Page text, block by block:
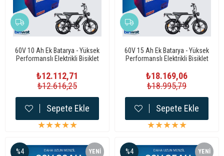
60V 10 Ah Ek Batarya - Yüksek
Performanslı Elektrikli Bisiklet
★★★★★
₺12.112,71
₺12.616,25
Sepete Ekle
60V 15 Ah Ek Batarya - Yüksek
Performanslı Elektrikli Bisiklet
★★★★★
₺18.169,06
₺18.995,79
Sepete Ekle
%4 YENI %4 YENI